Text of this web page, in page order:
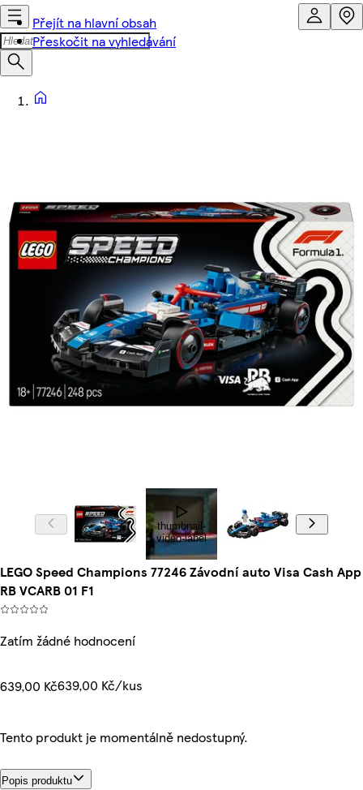
Přejít na hlavní obsah
Přeskočit na vyhledávání
thumbnail-
video-label
LEGO Speed Champions 77246 Závodní auto Visa Cash App
RB VCARB 01 F1
Zatím žádné hodnocení
639,00 Kč639,00 Kč/kus
Tento produkt je momentálně nedostupný.
Popis produktu